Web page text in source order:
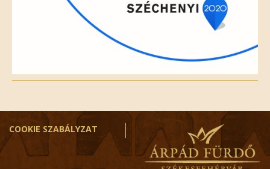
COOKIE SZABÁLYZAT